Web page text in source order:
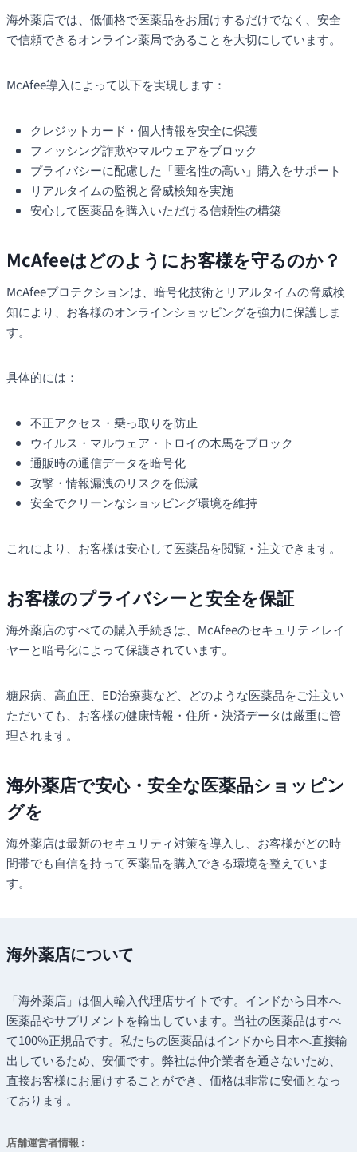
海外薬店では、低価格で医薬品をお届けするだけでなく、安全
で信頼できるオンライン薬局であることを大切にしています。
McAfee導入によって以下を実現します：
クレジットカード・個人情報を安全に保護
フィッシング詐欺やマルウェアをブロック
プライバシーに配慮した「匿名性の高い」購入をサポート
リアルタイムの監視と脅威検知を実施
安心して医薬品を購入いただける信頼性の構築
McAfeeはどのようにお客様を守るのか？
McAfeeプロテクションは、暗号化技術とリアルタイムの脅威検
知により、お客様のオンラインショッピングを強力に保護しま
す。
具体的には：
不正アクセス・乗っ取りを防止
ウイルス・マルウェア・トロイの木馬をブロック
通販時の通信データを暗号化
攻撃・情報漏洩のリスクを低減
安全でクリーンなショッピング環境を維持
これにより、お客様は安心して医薬品を閲覧・注文できます。
お客様のプライバシーと安全を保証
海外薬店のすべての購入手続きは、McAfeeのセキュリティレイ
ヤーと暗号化によって保護されています。
糖尿病、高血圧、ED治療薬など、どのような医薬品をご注文い
ただいても、お客様の健康情報・住所・決済データは厳重に管
理されます。
海外薬店で安心・安全な医薬品ショッピン
グを
海外薬店は最新のセキュリティ対策を導入し、お客様がどの時
間帯でも自信を持って医薬品を購入できる環境を整えていま
す。
海外薬店について
「海外薬店」は個人輸入代理店サイトです。インドから日本へ
医薬品やサプリメントを輸出しています。当社の医薬品はすべ
て100%正規品です。私たちの医薬品はインドから日本へ直接輸
出しているため、安価です。弊社は仲介業者を通さないため、
直接お客様にお届けすることができ、価格は非常に安価となっ
ております。
店舗運営者情報 :